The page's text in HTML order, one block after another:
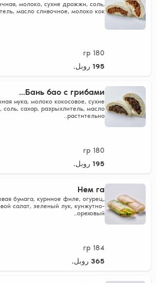
молоко, сухие дрожжи, соль,
масло сливочное, молоко кок..
180 гр
195 روبل.
Бань бао с грибами...
мука, молоко кокосовое, сухие
сахар, разрыхлитель, масло
растительно..
180 гр
195 روبل.
Нем га
бумага, куриное филе, огурец,
салат, зеленый лук, кунжутно-
ореховый..
184 гр
365 روبل.